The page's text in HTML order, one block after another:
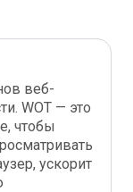
веб-
WOT — это
чтобы
ускорит